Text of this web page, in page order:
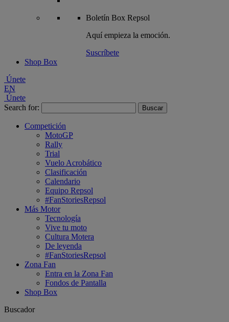
Boletín Box Repsol
Aquí empieza la emoción.
Suscríbete
Shop Box
Únete
EN
Únete
Search for:
Competición
MotoGP
Rally
Trial
Vuelo Acrobático
Clasificación
Calendario
Equipo Repsol
#FanStoriesRepsol
Más Motor
Tecnología
Vive tu moto
Cultura Motera
De leyenda
#FanStoriesRepsol
Zona Fan
Entra en la Zona Fan
Fondos de Pantalla
Shop Box
Buscador